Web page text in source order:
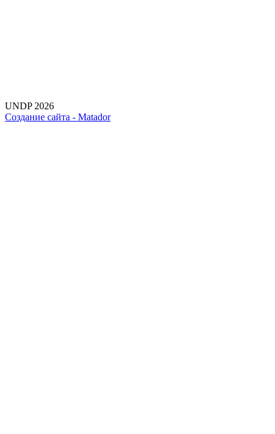
UNDP 2026
Создание сайта - Matador